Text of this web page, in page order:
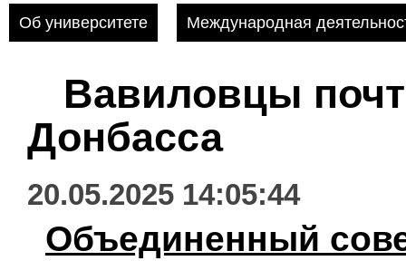
Об университете Международная
Вавиловцы
Донбасса
20.05.2025 14:05:44
Объединенный